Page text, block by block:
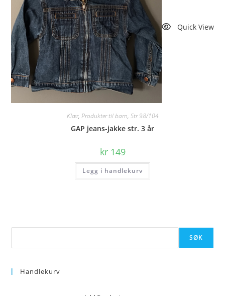
Quick View
Klær, Produkter til barn, Str 98/104
GAP jeans-jakke str. 3 år
kr149
Legg i handlekurv
SØK
Handlekurv